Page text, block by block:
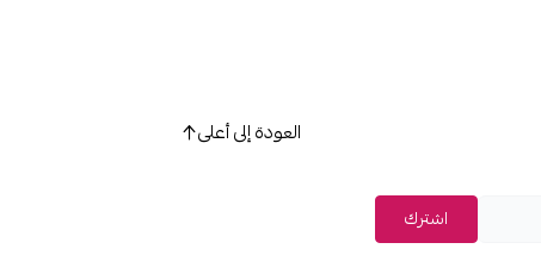
العودة إلى أعلى
اشترك